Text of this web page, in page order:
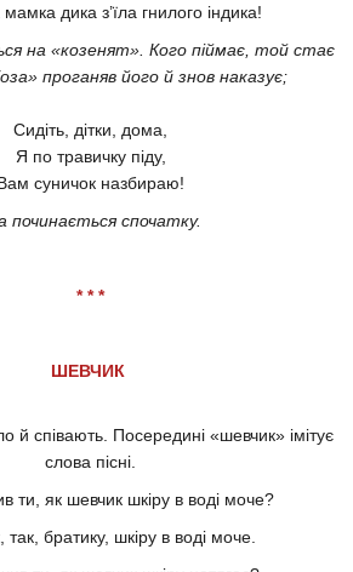
дика з’їла гнилого індика!
на «козенят». Кого піймає, той стає
проганяв його й знов наказує;
Сидіть, дітки, дома,
Я по травичку піду,
суничок назбираю!
починається спочатку.
* * *
ШЕВЧИК
й співають. Посередині «шевчик» імітує
слова пісні.
ти, як шевчик шкіру в воді моче?
братику, шкіру в воді моче.